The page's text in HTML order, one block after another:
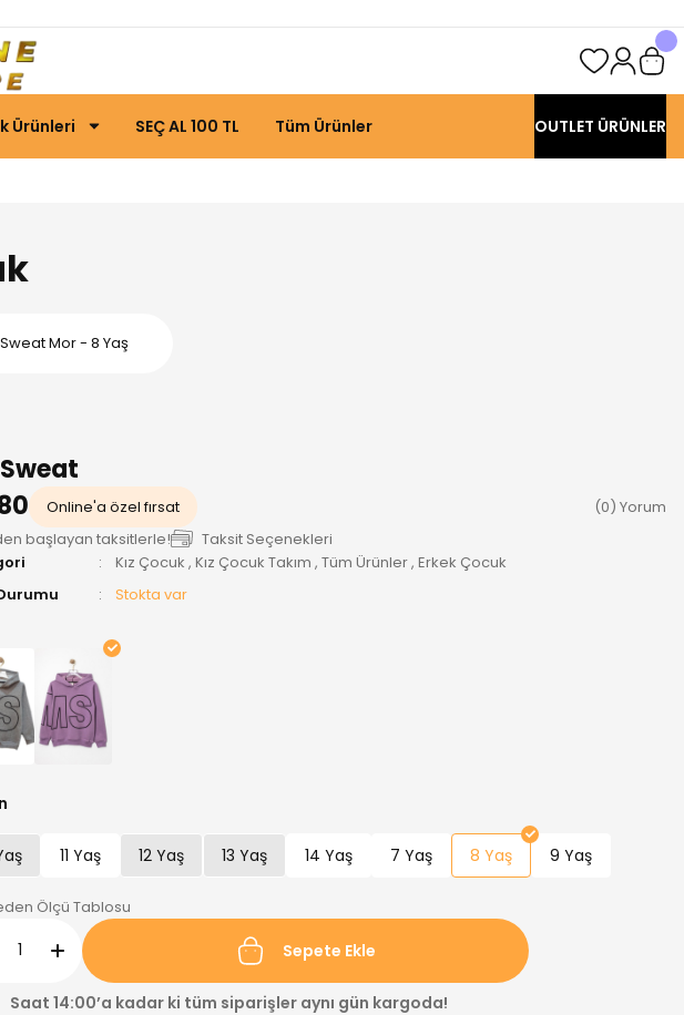
Ürünleri SEÇ AL 100 TL Tüm Ürünler OUTLET ÜRÜNLER
Mor - 8 Yaş
Online'a özel fırsat
(0) Yorum
başlayan taksitlerle!
Taksit Seçenekleri
Kız Çocuk , Kız Çocuk Takım , Tüm Ürünler, Erkek Çocuk
Stokta var
11 Yaş 12 Yaş 13 Yaş 14 Yaş 7 Yaş 8 Yaş 9 Yaş
Ölçü Tablosu
Sepete Ekle
Saat 14:00’a kadar ki tüm siparişler aynı gün kargoda!